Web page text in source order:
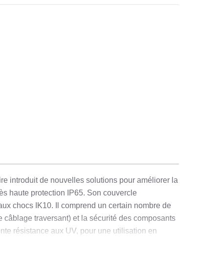
introduit de nouvelles solutions pour améliorer la
haute protection IP65. Son couvercle
chocs IK10. Il comprend un certain nombre de
traversant) et la sécurité des composants
résistance aux UV, pour une utilisation en